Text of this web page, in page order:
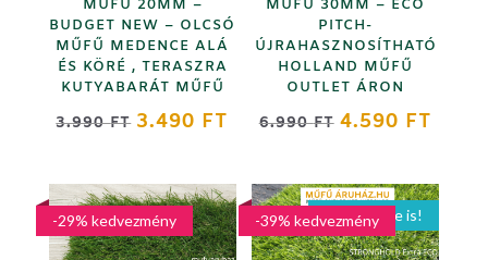
MŰFŰ 20MM –
BUDGET NEW – OLCSÓ
MŰFŰ MEDENCE ALÁ
ÉS KÖRÉ , TERASZRA
KUTYABARÁT MŰFŰ
3.990FT ORIGINAL
3.990 FT.
3.490 FT CURRENT
3.490 FT.
MŰFŰ 30MM – ECO
PITCH-
ÚJRAHASZNOSÍTHATÓ
HOLLAND MŰFŰ
OUTLET ÁRON
6.990FT ORIGINAL
6.990 FT.
4.590 FT
4.590
-29% kedvezmény Játszótérre is!
-39% kedvezmény